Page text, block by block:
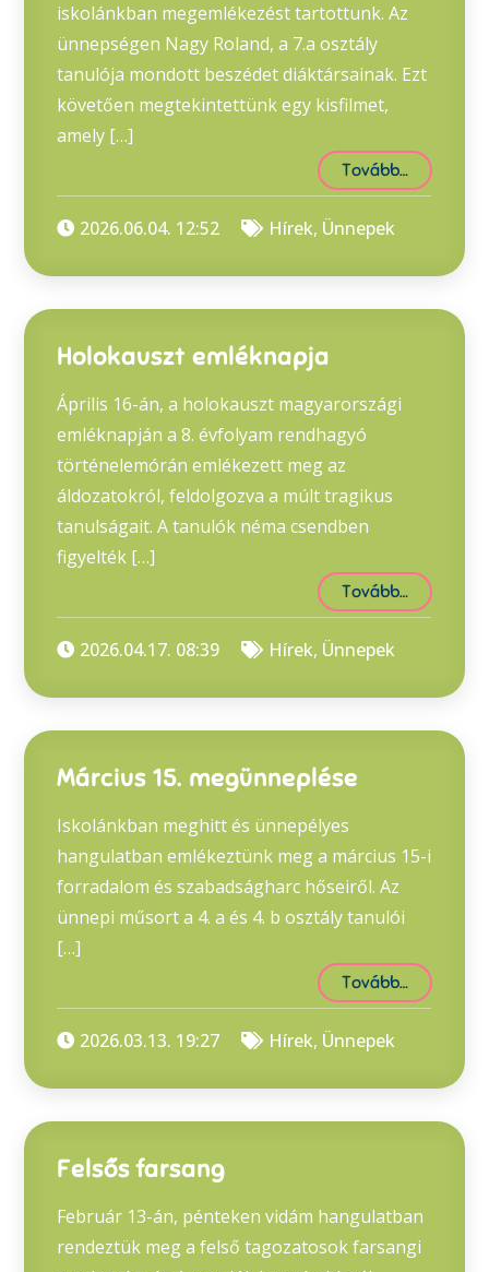
iskolánkban megemlékezést tartottunk. Az
ünnepségen Nagy Roland, a 7.a osztály
tanulója mondott beszédet diáktársainak. Ezt
követően megtekintettünk egy kisfilmet,
amely […]
Tovább…
2026.06.04. 12:52 Hírek, Ünnepek
Holokauszt emléknapja
Április 16-án, a holokauszt magyarországi
emléknapján a 8. évfolyam rendhagyó
történelemórán emlékezett meg az
áldozatokról, feldolgozva a múlt tragikus
tanulságait. A tanulók néma csendben
figyelték […]
Tovább…
2026.04.17. 08:39 Hírek, Ünnepek
Március 15. megünneplése
Iskolánkban meghitt és ünnepélyes
hangulatban emlékeztünk meg a március 15-i
forradalom és szabadságharc hőseiről. Az
ünnepi műsort a 4. a és 4. b osztály tanulói
[…]
Tovább…
2026.03.13. 19:27 Hírek, Ünnepek
Felsős farsang
Február 13-án, pénteken vidám hangulatban
rendeztük meg a felső tagozatosok farsangi